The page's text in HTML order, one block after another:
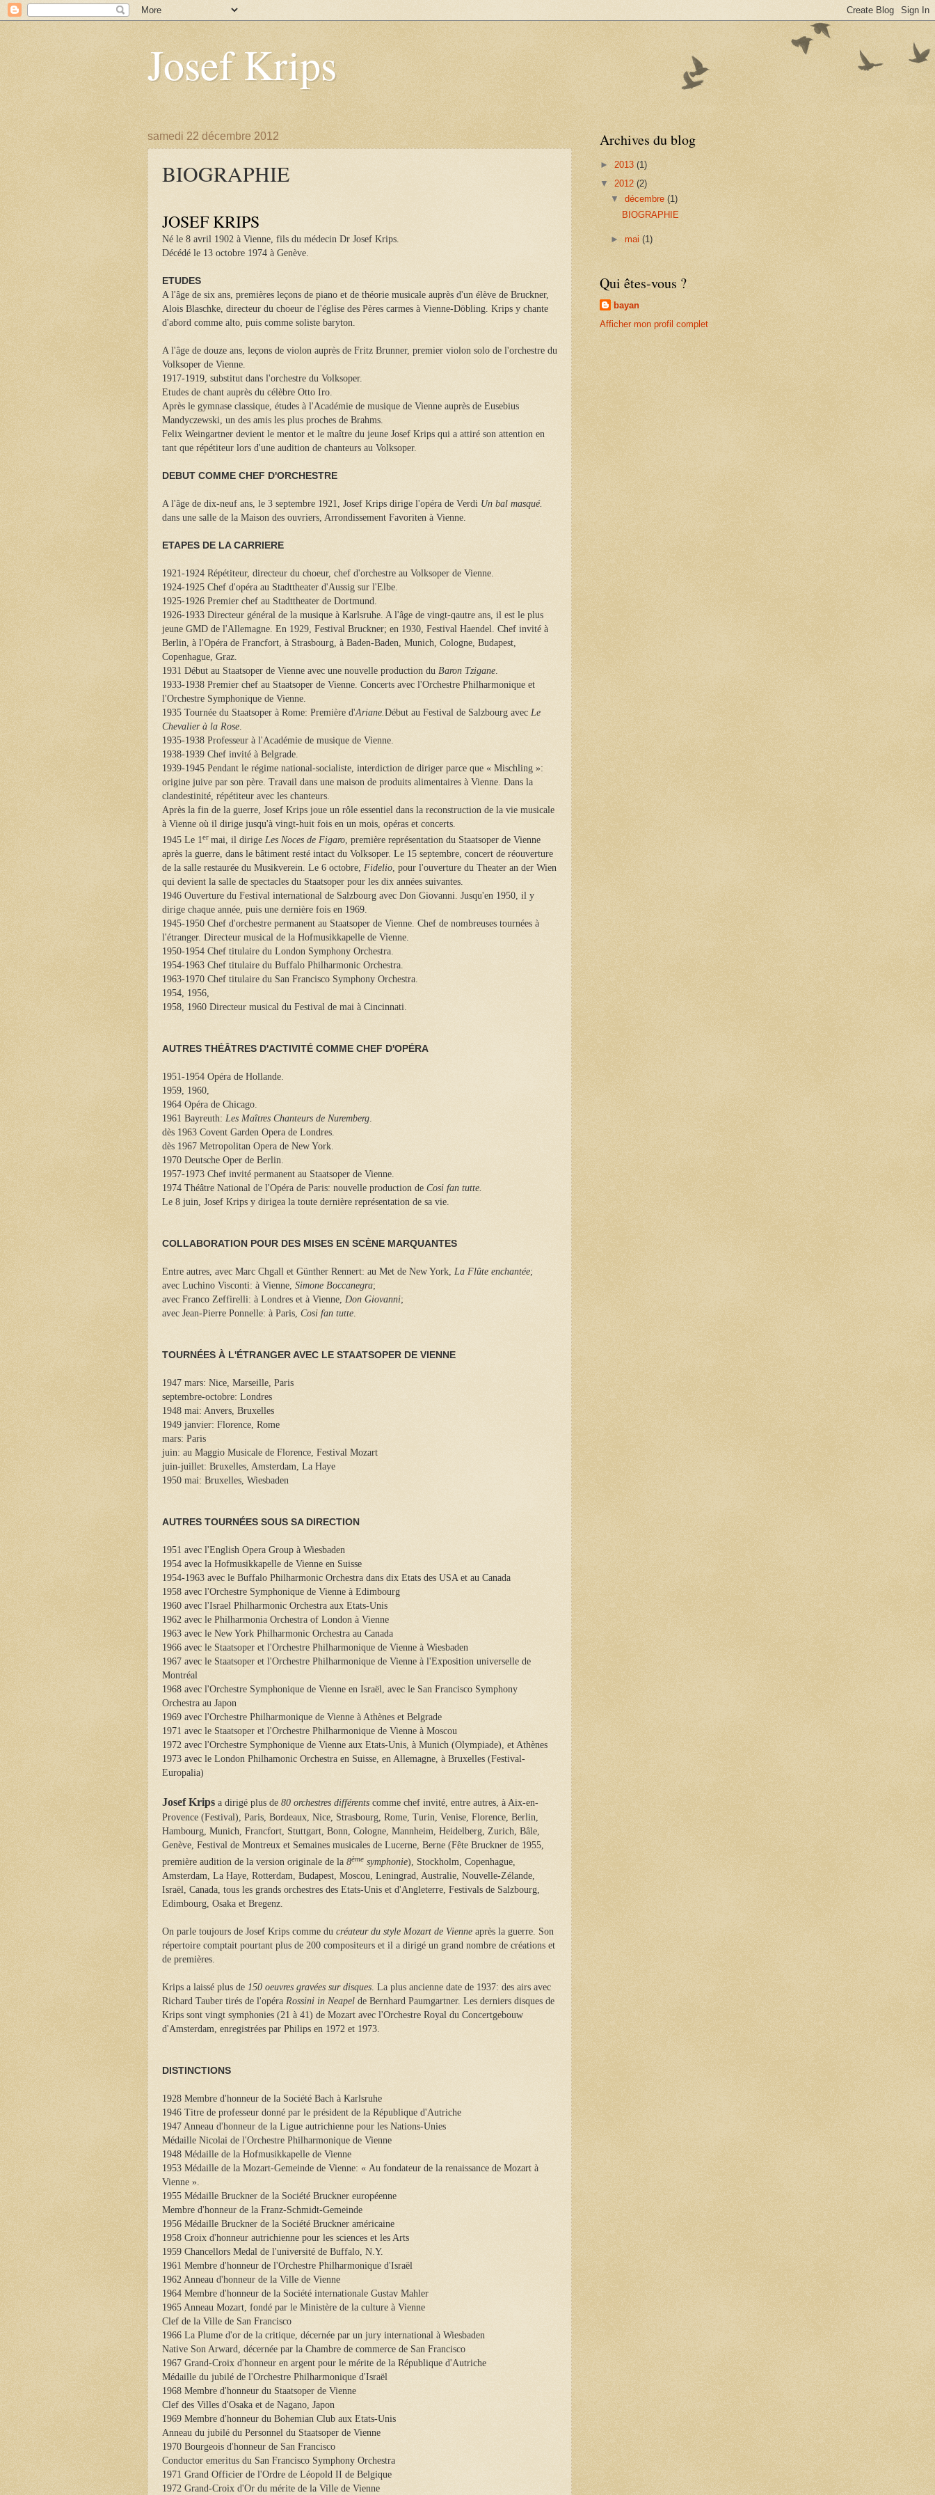
Josef Krips
samedi 22 décembre 2012
BIOGRAPHIE
JOSEF KRIPS
Né le 8 avril 1902 à Vienne, fils du médecin Dr Josef Krips.
Décédé le 13 octobre 1974 à Genève.
ETUDES
A l'âge de six ans, premières leçons de piano et de théorie musicale auprès d'un élève de Bruckner,
Alois Blaschke, directeur du choeur de l'église des Pères carmes à Vienne-Döbling. Krips y chante
d'abord comme alto, puis comme soliste baryton.
A l'âge de douze ans, leçons de violon auprès de Fritz Brunner, premier violon solo de l'orchestre du
Volksoper de Vienne.
1917-1919, substitut dans l'orchestre du Volksoper.
Etudes de chant auprès du célèbre Otto Iro.
Après le gymnase classique, études à l'Académie de musique de Vienne auprès de Eusebius
Mandyczewski, un des amis les plus proches de Brahms.
Felix Weingartner devient le mentor et le maître du jeune Josef Krips qui a attiré son attention en
tant que répétiteur lors d'une audition de chanteurs au Volksoper.
DEBUT COMME CHEF D'ORCHESTRE
A l'âge de dix-neuf ans, le 3 septembre 1921, Josef Krips dirige l'opéra de Verdi Un bal masqué.
dans une salle de la Maison des ouvriers, Arrondissement Favoriten à Vienne.
ETAPES DE LA CARRIERE
1921-1924 Répétiteur, directeur du choeur, chef d'orchestre au Volksoper de Vienne.
1924-1925 Chef d'opéra au Stadttheater d'Aussig sur l'Elbe.
1925-1926 Premier chef au Stadttheater de Dortmund.
1926-1933 Directeur général de la musique à Karlsruhe. A l'âge de vingt-qautre ans, il est le plus
jeune GMD de l'Allemagne. En 1929, Festival Bruckner; en 1930, Festival Haendel. Chef invité à
Berlin, à l'Opéra de Francfort, à Strasbourg, à Baden-Baden, Munich, Cologne, Budapest,
Copenhague, Graz.
1931 Début au Staatsoper de Vienne avec une nouvelle production du Baron Tzigane
1933-1938 Premier chef au Staatsoper de Vienne. Concerts avec l'Orchestre Philharmonique et
l'Orchestre Symphonique de Vienne.
1935 Tournée du Staatsoper à Rome: Première d'Ariane. Début au Festival de Salzbourg avec Le
Chevalier à la Rose
1935-1938 Professeur à l'Académie de musique de Vienne.
1938-1939 Chef invité à Belgrade.
1939-1945 Pendant le régime national-socialiste, interdiction de diriger parce que « Mischling »:
origine juive par son père. Travail dans une maison de produits alimentaires à Vienne. Dans la
clandestinité, répétiteur avec les chanteurs.
Après la fin de la guerre, Josef Krips joue un rôle essentiel dans la reconstruction de la vie musicale
à Vienne où il dirige jusqu'à vingt-huit fois en un mois, opéras et concerts.
1945 Le 1er mai, il dirige Les Noces de Figaro, première représentation du Staatsoper de Vienne
après la guerre, dans le bâtiment resté intact du Volksoper. Le 15 septembre, concert de réouverture
de la salle restaurée du Musikverein. Le 6 octobre, Fidelio, pour l'ouverture du Theater an der Wien
qui devient la salle de spectacles du Staatsoper pour les dix années suivantes.
1946 Ouverture du Festival international de Salzbourg avec Don Giovanni. Jusqu'en 1950, il y
dirige chaque année, puis une dernière fois en 1969.
1945-1950 Chef d'orchestre permanent au Staatsoper de Vienne. Chef de nombreuses tournées à
l'étranger. Directeur musical de la Hofmusikkapelle de Vienne.
1950-1954 Chef titulaire du London Symphony Orchestra.
1954-1963 Chef titulaire du Buffalo Philharmonic Orchestra.
1963-1970 Chef titulaire du San Francisco Symphony Orchestra.
1954, 1956,
1958, 1960 Directeur musical du Festival de mai à Cincinnati.
AUTRES THÉÂTRES D'ACTIVITÉ COMME CHEF D'OPÉRA
1951-1954 Opéra de Hollande.
1959, 1960,
1964 Opéra de Chicago.
1961 Bayreuth: Les Maîtres Chanteurs de Nuremberg.
dès 1963 Covent Garden Opera de Londres.
dès 1967 Metropolitan Opera de New York.
1970 Deutsche Oper de Berlin.
1957-1973 Chef invité permanent au Staatsoper de Vienne.
1974 Théâtre National de l'Opéra de Paris: nouvelle production de Cosi fan tutte.
Le 8 juin, Josef Krips y dirigea la toute dernière représentation de sa vie.
COLLABORATION POUR DES MISES EN SCÈNE MARQUANTES
Entre autres, avec Marc Chgall et Günther Rennert: au Met de New York, La Flûte enchantée;
avec Luchino Visconti: à Vienne, Simone Boccanegra;
avec Franco Zeffirelli: à Londres et à Vienne, Don Giovanni;
avec Jean-Pierre Ponnelle: à Paris, Cosi fan tutte.
TOURNÉES À L'ÉTRANGER AVEC LE STAATSOPER DE VIENNE
1947 mars: Nice, Marseille, Paris
septembre-octobre: Londres
1948 mai: Anvers, Bruxelles
1949 janvier: Florence, Rome
mars: Paris
juin: au Maggio Musicale de Florence, Festival Mozart
juin-juillet: Bruxelles, Amsterdam, La Haye
1950 mai: Bruxelles, Wiesbaden
AUTRES TOURNÉES SOUS SA DIRECTION
1951 avec l'English Opera Group à Wiesbaden
1954 avec la Hofmusikkapelle de Vienne en Suisse
1954-1963 avec le Buffalo Philharmonic Orchestra dans dix Etats des USA et au Canada
1958 avec l'Orchestre Symphonique de Vienne à Edimbourg
1960 avec l'Israel Philharmonic Orchestra aux Etats-Unis
1962 avec le Philharmonia Orchestra of London à Vienne
1963 avec le New York Philharmonic Orchestra au Canada
1966 avec le Staatsoper et l'Orchestre Philharmonique de Vienne à Wiesbaden
1967 avec le Staatsoper et l'Orchestre Philharmonique de Vienne à l'Exposition universelle de
Montréal
1968 avec l'Orchestre Symphonique de Vienne en Israël, avec le San Francisco Symphony
Orchestra au Japon
1969 avec l'Orchestre Philharmonique de Vienne à Athènes et Belgrade
1971 avec le Staatsoper et l'Orchestre Philharmonique de Vienne à Moscou
1972 avec l'Orchestre Symphonique de Vienne aux Etats-Unis, à Munich (Olympiade), et Athènes
1973 avec le London Philhamonic Orchestra en Suisse, en Allemagne, à Bruxelles (Festival-
Europalia)
Josef Krips a dirigé plus de 80 orchestres différents comme chef invité, entre autres, à Aix-en-
Provence (Festival), Paris, Bordeaux, Nice, Strasbourg, Rome, Turin, Venise, Florence, Berlin,
Hambourg, Munich, Francfort, Stuttgart, Bonn, Cologne, Mannheim, Heidelberg, Zurich, Bâle,
Genève, Festival de Montreux et Semaines musicales de Lucerne, Berne (Fête Bruckner de 1955,
première audition de la version originale de la 8ème symphonie), Stockholm, Copenhague,
Amsterdam, La Haye, Rotterdam, Budapest, Moscou, Leningrad, Australie, Nouvelle-Zélande,
Israël, Canada, tous les grands orchestres des Etats-Unis et d'Angleterre, Festivals de Salzbourg,
Edimbourg, Osaka et Bregenz.
On parle toujours de Josef Krips comme du créateur du style Mozart de Vienne après la guerre. Son
répertoire comptait pourtant plus de 200 compositeurs et il a dirigé un grand nombre de créations et
de premières.
Krips a laissé plus de 150 oeuvres gravées sur disques . La plus ancienne date de 1937: des airs avec
Richard Tauber tirés de l'opéra Rossini in Neapel de Bernhard Paumgartner. Les derniers disques de
Krips sont vingt symphonies (21 à 41) de Mozart avec l'Orchestre Royal du Concertgebouw
d'Amsterdam, enregistrées par Philips en 1972 et 1973.
DISTINCTIONS
1928 Membre d'honneur de la Société Bach à Karlsruhe
1946 Titre de professeur donné par le président de la République d'Autriche
1947 Anneau d'honneur de la Ligue autrichienne pour les Nations-Unies
Médaille Nicolai de l'Orchestre Philharmonique de Vienne
1948 Médaille de la Hofmusikkapelle de Vienne
1953 Médaille de la Mozart-Gemeinde de Vienne: « Au fondateur de la renaissance de Mozart à
Vienne ».
1955 Médaille Bruckner de la Société Bruckner européenne
Membre d'honneur de la Franz-Schmidt-Gemeinde
1956 Médaille Bruckner de la Société Bruckner américaine
1958 Croix d'honneur autrichienne pour les sciences et les Arts
1959 Chancellors Medal de l'université de Buffalo, N.Y.
1961 Membre d'honneur de l'Orchestre Philharmonique d'Israël
1962 Anneau d'honneur de la Ville de Vienne
1964 Membre d'honneur de la Société internationale Gustav Mahler
1965 Anneau Mozart, fondé par le Ministère de la culture à Vienne
Clef de la Ville de San Francisco
1966 La Plume d'or de la critique, décernée par un jury international à Wiesbaden
Native Son Arward, décernée par la Chambre de commerce de San Francisco
1967 Grand-Croix d'honneur en argent pour le mérite de la République d'Autriche
Médaille du jubilé de l'Orchestre Philharmonique d'Israël
1968 Membre d'honneur du Staatsoper de Vienne
Clef des Villes d'Osaka et de Nagano, Japon
1969 Membre d'honneur du Bohemian Club aux Etats-Unis
Anneau du jubilé du Personnel du Staatsoper de Vienne
1970 Bourgeois d'honneur de San Francisco
Conductor emeritus du San Francisco Symphony Orchestra
1971 Grand Officier de l'Ordre de Léopold II de Belgique
1972 Grand-Croix d'Or du mérite de la Ville de Vienne
Archives du blog
► 2013 (1)
▼ 2012 (2)
▼décembre(1)
BIOGRAPHIE
►mai(1)
Qui êtes-vous ?
bayan
Afficher mon profil complet